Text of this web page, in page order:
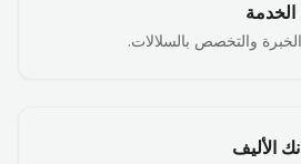
الخدمة
والتخصص بالسلالات.
الأليف